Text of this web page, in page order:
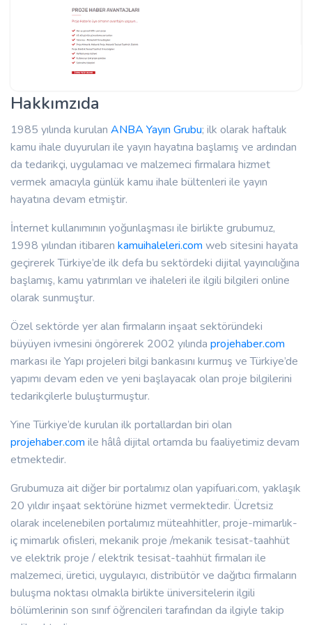
Hakkımzıda
1985 yılında kurulan ANBA Yayın Grubu; ilk olarak haftalık
kamu ihale duyuruları ile yayın hayatına başlamış ve ardından
da tedarikçi, uygulamacı ve malzemeci firmalara hizmet
vermek amacıyla günlük kamu ihale bültenleri ile yayın
hayatına devam etmiştir.
İnternet kullanımının yoğunlaşması ile birlikte grubumuz,
1998 yılından itibaren kamuihaleleri.com web sitesini hayata
geçirerek Türkiye’de ilk defa bu sektördeki dijital yayıncılığına
başlamış, kamu yatırımları ve ihaleleri ile ilgili bilgileri online
olarak sunmuştur.
Özel sektörde yer alan firmaların inşaat sektöründeki
büyüyen ivmesini öngörerek 2002 yılında projehaber.com
markası ile Yapı projeleri bilgi bankasını kurmuş ve Türkiye’de
yapımı devam eden ve yeni başlayacak olan proje bilgilerini
tedarikçilerle buluşturmuştur.
Yine Türkiye’de kurulan ilk portallardan biri olan
projehaber.com ile hâlâ dijital ortamda bu faaliyetimiz devam
etmektedir.
Grubumuza ait diğer bir portalımız olan yapifuari.com, yaklaşık
20 yıldır inşaat sektörüne hizmet vermektedir. Ücretsiz
olarak incelenebilen portalımız müteahhitler, proje-mimarlık-
iç mimarlık ofisleri, mekanik proje /mekanik tesisat-taahhüt
ve elektrik proje / elektrik tesisat-taahhüt firmaları ile
malzemeci, üretici, uygulayıcı, distribütör ve dağıtıcı firmaların
buluşma noktası olmakla birlikte üniversitelerin ilgili
bölümlerinin son sınıf öğrencileri tarafından da ilgiyle takip